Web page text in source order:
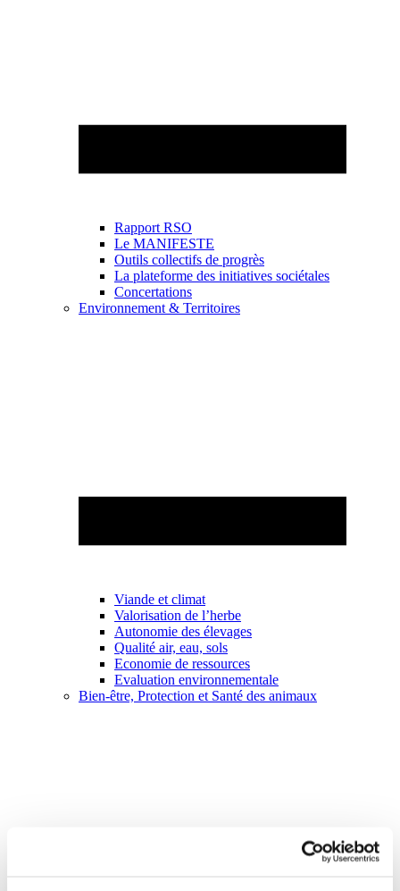
Rapport RSO
Le MANIFESTE
Outils collectifs de progrès
La plateforme des initiatives sociétales
Concertations
Environnement & Territoires
Viande et climat
Valorisation de l’herbe
Autonomie des élevages
Qualité air, eau, sols
Economie de ressources
Evaluation environnementale
Bien-être, Protection et Santé des animaux